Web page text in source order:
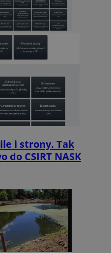
i strony. Tak
do CSIRT NASK